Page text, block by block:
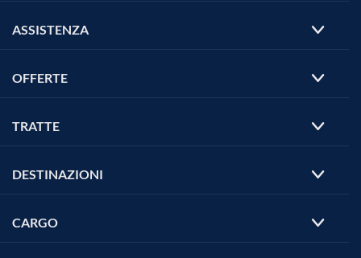
ASSISTENZA
OFFERTE
TRATTE
DESTINAZIONI
CARGO